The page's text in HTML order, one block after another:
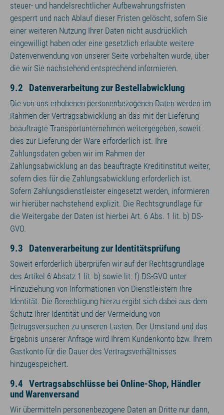
steuer- und handelsrechtlicher Aufbewahrungsfristen
gesperrt und nach Ablauf dieser Fristen gelöscht, sofern Sie
einer weiteren Nutzung Ihrer Daten nicht ausdrücklich
eingewilligt haben oder eine gesetzlich erlaubte weitere
Datenverwendung von unserer Seite vorbehalten wurde, über
die wir Sie nachstehend entsprechend informieren.
9.2 Datenverarbeitung zur Bestellabwicklung
Die von uns erhobenen personenbezogenen Daten werden im
Rahmen der Vertragsabwicklung an das mit der Lieferung
beauftragte Transportunternehmen weitergegeben, soweit
dies zur Lieferung der Ware erforderlich ist. Ihre
Zahlungsdaten geben wir im Rahmen der
Zahlungsabwicklung an das beauftragte Kreditinstitut weiter,
sofern dies für die Zahlungsabwicklung erforderlich ist.
Sofern Zahlungsdienstleister eingesetzt werden, informieren
wir hierüber nachstehend explizit. Die Rechtsgrundlage für
die Weitergabe der Daten ist hierbei Art. 6 Abs. 1 lit. b) DS-
GVO.
9.3 Datenverarbeitung zur Identitätsprüfung
Soweit erforderlich überprüfen wir auf der Rechtsgrundlage
des Artikel 6 Absatz 1 lit. b) sowie lit. f) DS-GVO unter
Hinzuziehung von Informationen von Dienstleistern Ihre
Identität. Die Berechtigung hierzu ergibt sich dabei aus dem
Schutz Ihrer Identität und der Vermeidung von
Betrugsversuchen zu unseren Lasten. Der Umstand und das
Ergebnis unserer Anfrage wird Ihrem Kundenkonto bzw. Ihrem
Gastkonto für die Dauer des Vertragsverhältnisses
hinzugespeichert.
9.4 Vertragsabschlüsse bei Online-Shop, Händler
und Warenversand
Wir übermitteln personenbezogene Daten an Dritte nur dann,